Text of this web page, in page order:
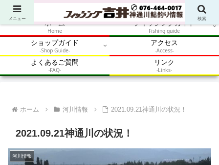
アウトドア・釣り・鮎・自然体験を加速させるメディア
ホーム
Home
フィッシングガイド
Fishing guide
ショップガイド
-Shop Guide-
アクセス
-Access-
よくあるご質問
-FAQ-
リンク
-Links-
ホーム 河川情報 2021.09.21神通川の状況！
2021.09.21神通川の状況！
河川情報
メニュー 検索